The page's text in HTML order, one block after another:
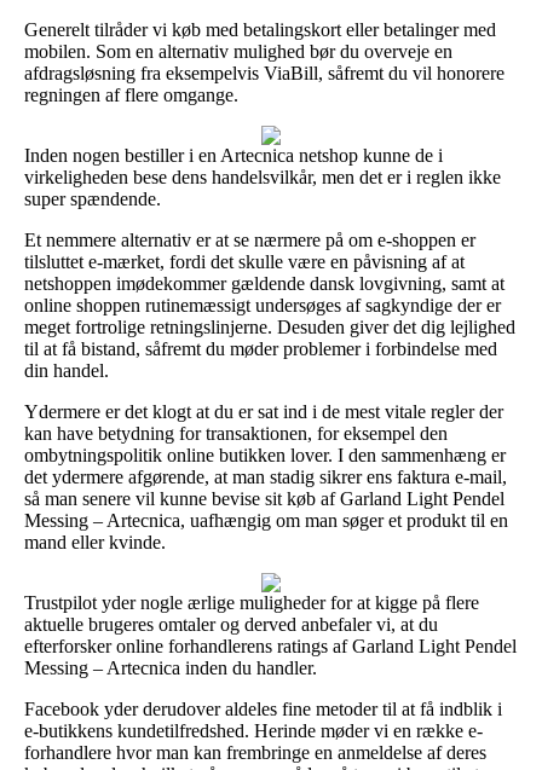
Generelt tilråder vi køb med betalingskort eller betalinger med
mobilen. Som en alternativ mulighed bør du overveje en
afdragsløsning fra eksempelvis ViaBill, såfremt du vil honorere
regningen af flere omgange.
Inden nogen bestiller i en Artecnica netshop kunne de i
virkeligheden bese dens handelsvilkår, men det er i reglen ikke
super spændende.
Et nemmere alternativ er at se nærmere på om e-shoppen er
tilsluttet e-mærket, fordi det skulle være en påvisning af at
netshoppen imødekommer gældende dansk lovgivning, samt at
online shoppen rutinemæssigt undersøges af sagkyndige der er
meget fortrolige retningslinjerne. Desuden giver det dig lejlighed
til at få bistand, såfremt du møder problemer i forbindelse med
din handel.
Ydermere er det klogt at du er sat ind i de mest vitale regler der
kan have betydning for transaktionen, for eksempel den
ombytningspolitik online butikken lover. I den sammenhæng er
det ydermere afgørende, at man stadig sikrer ens faktura e-mail,
så man senere vil kunne bevise sit køb af Garland Light Pendel
Messing – Artecnica, uafhængig om man søger et produkt til en
mand eller kvinde.
Trustpilot yder nogle ærlige muligheder for at kigge på flere
aktuelle brugeres omtaler og derved anbefaler vi, at du
efterforsker online forhandlerens ratings af Garland Light Pendel
Messing – Artecnica inden du handler.
Facebook yder derudover aldeles fine metoder til at få indblik i
e-butikkens kundetilfredshed. Herinde møder vi en række e-
forhandlere hvor man kan frembringe en anmeldelse af deres